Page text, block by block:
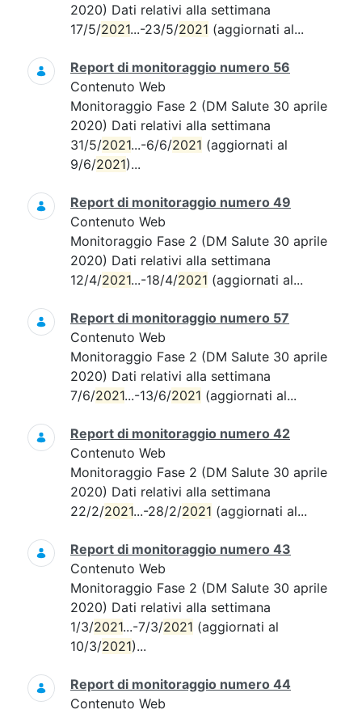
2020) Dati relativi alla settimana
17/5/2021...-23/5/2021 (aggiornati al...
Report di monitoraggio numero 56
Contenuto Web
Monitoraggio Fase 2 (DM Salute 30 aprile
2020) Dati relativi alla settimana
31/5/2021...-6/6/2021 (aggiornati al
9/6/2021)...
Report di monitoraggio numero 49
Contenuto Web
Monitoraggio Fase 2 (DM Salute 30 aprile
2020) Dati relativi alla settimana
12/4/2021...-18/4/2021 (aggiornati al...
Report di monitoraggio numero 57
Contenuto Web
Monitoraggio Fase 2 (DM Salute 30 aprile
2020) Dati relativi alla settimana
7/6/2021...-13/6/2021 (aggiornati al...
Report di monitoraggio numero 42
Contenuto Web
Monitoraggio Fase 2 (DM Salute 30 aprile
2020) Dati relativi alla settimana
22/2/2021...-28/2/2021 (aggiornati al...
Report di monitoraggio numero 43
Contenuto Web
Monitoraggio Fase 2 (DM Salute 30 aprile
2020) Dati relativi alla settimana
1/3/2021...-7/3/2021 (aggiornati al
10/3/2021)...
Report di monitoraggio numero 44
Contenuto Web